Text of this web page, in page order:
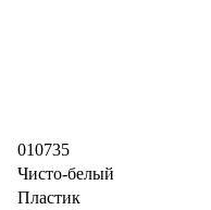
010735
Чисто-белый
Пластик